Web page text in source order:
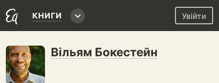
КНИГИ Увійти
Вільям Бокестейн